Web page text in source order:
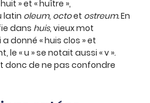
» et « huître »,
latin oleum, octoet ostreum.En
dans huis, vieux mot
donné « huis clos » et
le « u » se notait aussi « v ».
donc de ne pas confondre